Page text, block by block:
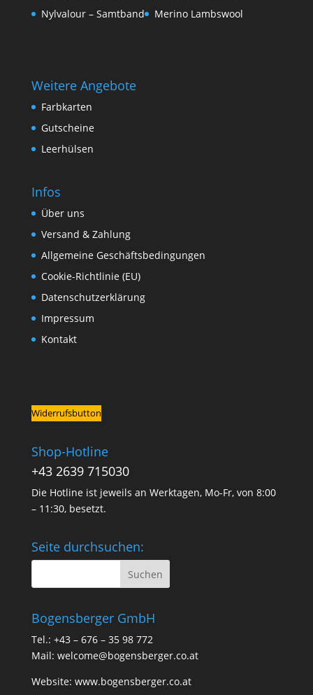
Nylvalour – Samtband
Merino Lambswool
Weitere Angebote
Farbkarten
Gutscheine
Leerhülsen
Infos
Über uns
Versand & Zahlung
Allgemeine Geschäftsbedingungen
Cookie-Richtlinie (EU)
Datenschutzerklärung
Impressum
Kontakt
Widerrufsbutton
Shop-Hotline
+43 2639 715030
Die Hotline ist jeweils an Werktagen, Mo-Fr, von 8:00
– 11:30, besetzt.
Seite durchsuchen:
Bogensberger GmbH
Tel.: +43 – 676 – 35 98 772
Mail: welcome@bogensberger.co.at
Website: www.bogensberger.co.at